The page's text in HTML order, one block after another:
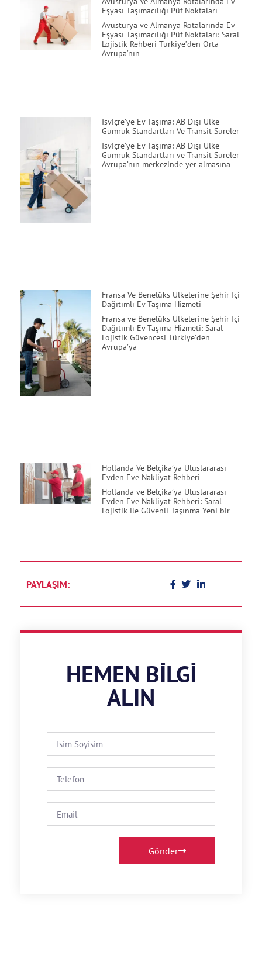
Eşyası Taşımacılığı Püf Noktaları
Avusturya ve Almanya Rotalarında Ev
Eşyası Taşımacılığı Püf Noktaları: Saral
Lojistik Rehberi Türkiye’den Orta
Avrupa’nın
İsviçre’ye Ev Taşıma: AB Dışı Ülke
Gümrük Standartları Ve Transit Süreler
İsviçre’ye Ev Taşıma: AB Dışı Ülke
Gümrük Standartları ve Transit Süreler
Avrupa’nın merkezinde yer almasına
Fransa Ve Benelüks Ülkelerine Şehir İçi
Dağıtımlı Ev Taşıma Hizmeti
Fransa ve Benelüks Ülkelerine Şehir İçi
Dağıtımlı Ev Taşıma Hizmeti: Saral
Lojistik Güvencesi Türkiye’den
Avrupa’ya
Hollanda Ve Belçika’ya Uluslararası
Evden Eve Nakliyat Rehberi
Hollanda ve Belçika’ya Uluslararası
Evden Eve Nakliyat Rehberi: Saral
Lojistik ile Güvenli Taşınma Yeni bir
PAYLAŞIM:
HEMEN BILGI
ALIN
Gönder